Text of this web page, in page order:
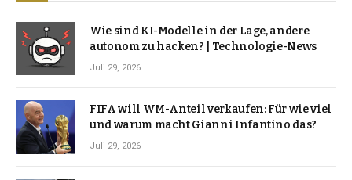
Wie sind KI-Modelle in der Lage, andere
autonom zu hacken? | Technologie-News
Juli 29, 2026
FIFA will WM-Anteil verkaufen: Für wie viel
und warum macht Gianni Infantino das?
Juli 29, 2026